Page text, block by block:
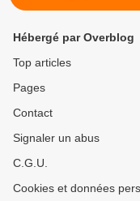
Hébergé par Overblog
Top articles
Pages
Contact
Signaler un abus
C.G.U.
Cookies et données